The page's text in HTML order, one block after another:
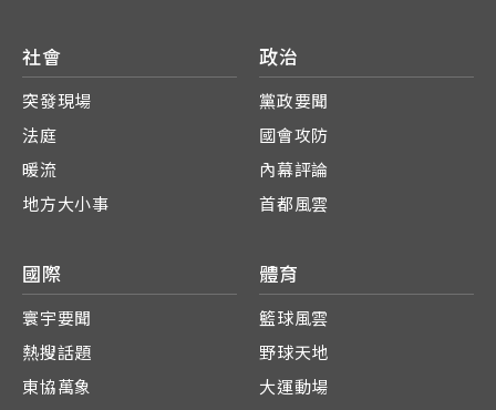
社會
突發現場
法庭
暖流
地方大小事
政治
黨政要聞
國會攻防
內幕評論
首都風雲
國際
寰宇要聞
熱搜話題
東協萬象
體育
籃球風雲
野球天地
大運動場